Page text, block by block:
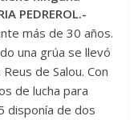
PEDREROL.-
más de 30 años.
una grúa se llevó
de Salou. Con
de lucha para
disponía de dos